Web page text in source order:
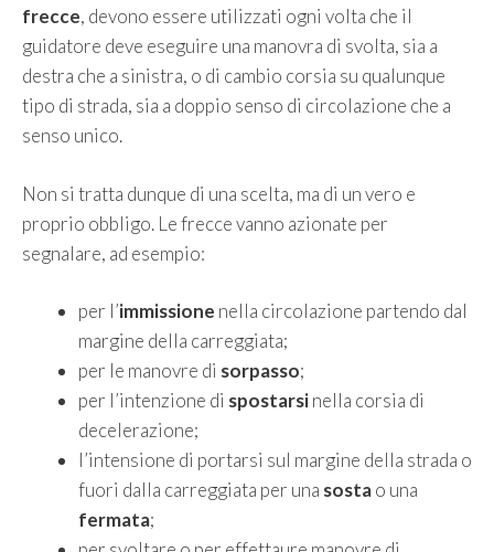
frecce, devono essere utilizzati ogni volta che il
guidatore deve eseguire una manovra di svolta, sia a
destra che a sinistra, o di cambio corsia su qualunque
tipo di strada, sia a doppio senso di circolazione che a
senso unico.
Non si tratta dunque di una scelta, ma di un vero e
proprio obbligo. Le frecce vanno azionate per
segnalare, ad esempio:
per l’immissione nella circolazione partendo dal
margine della carreggiata;
per le manovre di sorpasso;
per l’intenzione di spostarsinella corsia di
decelerazione;
l’intensione di portarsi sul margine della strada o
fuori dalla carreggiata per una sostao una
fermata;